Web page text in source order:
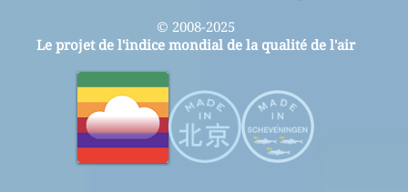
© 2008-2025
Le projet de l'indice mondial de la qualité de l'air